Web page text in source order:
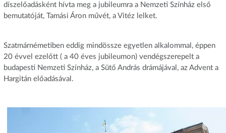
díszelőadásként hívta meg a jubileumra a Nemzeti Színház első
bemutatóját, Tamási Áron művét, a Vitéz lelket.
Szatmárnémetiben eddig mindössze egyetlen alkalommal, éppen
20 évvel ezelőtt ( a 40 éves jubileumon) vendégszerepelt a
budapesti Nemzeti Színház, a Sütő András drámájával, az Advent a
Hargitán előadásával.